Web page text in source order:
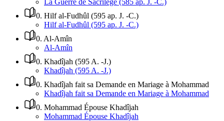
La Guerre de Sacrilège (585 ap. J. -C.)
0. Hilf al-Fudhûl (595 ap. J. -C.)
Hilf al-Fudhûl (595 ap. J. -C.)
0. Al-Amîn
Al-Amîn
0. Khadîjah (595 A. -J.)
Khadîjah (595 A. -J.)
0. Khadîjah fait sa Demande en Mariage à Mohammad
Khadîjah fait sa Demande en Mariage à Mohammad
0. Mohammad Épouse Khadîjah
Mohammad Épouse Khadîjah